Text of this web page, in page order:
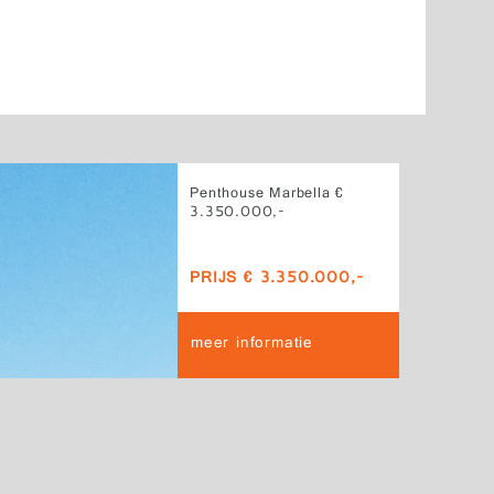
Penthouse Marbella €
3.350.000,-
PRIJS € 3.350.000,-
meer informatie